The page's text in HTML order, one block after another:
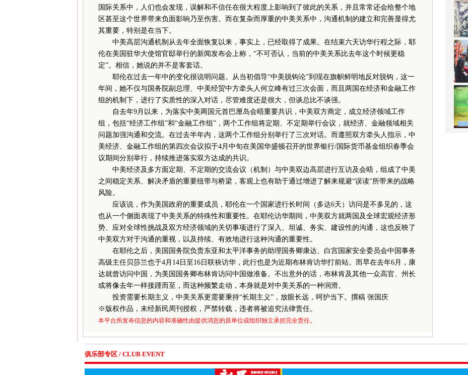
国际关系中，人们也会发现，误解和不信任在很大程度上影响到了彼此的关系，并且常常还会给整个地
区甚至这个世界带来负面影响乃至伤害。而在复杂而厚重的中美关系中，沟通机制的建立和完善显得尤
其重要，特别是在当下。
中美高层沟通机制从去年全面恢复以来，事实上，已经取得了成果。在结束六天访华行程之际，耶
伦在美国驻华大使馆官邸举行的新闻发布会上称，“不可否认，当前的中美关系比去年这个时候更稳
定”。相信，她说的并不是客套话。
耶伦在过去一年中的变化很说明问题。从当初倡导“中美脱钩论”到现在旗帜鲜明地反对脱钩，这一
年间，她不仅与国务院副总理、中美经贸中方牵头人何立峰有过三次会面，而且两国在经济和金融工作
组的机制下，进行了实质性的深入对话，尽管难度还是很大，但谈总比不谈强。
自去年9月以来，为落实中美两国元首巴厘岛会晤重要共识，中美双方商定，成立经济领域工作
组，包括“经济工作组”和“金融工作组”，两个工作组将定期、不定期举行会议，就经济、金融领域相关
问题加强沟通和交流。在过去半年内，这两个工作组分别举行了三次对话。而遵照双方牵头人指示，中
美经济、金融工作组的第四次会议拟于4月中旬在美国华盛顿召开的世界银行/国际货币基金组织春季会
议期间分别举行，持续推进落实双方达成的共识。
中美经济及多方面定期、不定期的交流会议（机制）与中美双边高层进行互访及会晤，组成了中美
之间稳定关系、解决矛盾的重要纽带与桥梁，客观上也有助于通过增进了解来规避“误读”所带来的战略
风险。
应该说，作为美国政府的重要成员，耶伦在一个国家进行长时间（多达6天）访问是不多见的，这
也从一个侧面表现了中美关系的特殊性和重要性。在耶伦访华期间，中美双方就两国及全球宏观经济形
势、应对全球性挑战及双方经济领域的关切事项进行了深入、坦诚、务实、建设性的沟通，这也反映了
中美双方对于沟通的重视，以及持续、有效地进行这种沟通的重要性。
在耶伦之后，美国国务院负责东亚和太平洋事务的助理国务卿康达、白宫国家安全委员会中国事务
高级主任贝莎兰也于4月14日至16日联袂访华，此行也是为近期布林肯访华打前站。而早在去年6月，康
达就曾访问中国，为美国国务卿布林肯访问中国做准备。不出意外的话，布林肯及其他一众高官、州长
或将像去年一样接踵而至，而这种频繁走动，本身就是对中美关系的一种润滑。
投资需要长期主义，中美关系更需要秉持“长期主义”，放眼长远，呵护当下。撰稿 张国庆
※ 版权作品，未经新民周刊授权，严禁转载，违者将被追究法律责任。
本平台所发布信息的内容和准确性由提供消息的原单位或组织独立承担完全责任。
俱乐部专区 / CLUB EVENT